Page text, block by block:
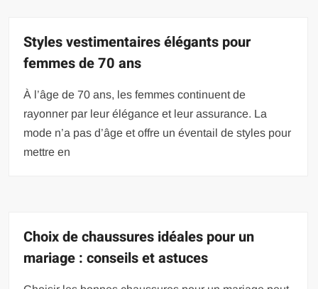
Styles vestimentaires élégants pour
femmes de 70 ans
À l’âge de 70 ans, les femmes continuent de
rayonner par leur élégance et leur assurance. La
mode n’a pas d’âge et offre un éventail de styles pour
mettre en
Choix de chaussures idéales pour un
mariage : conseils et astuces